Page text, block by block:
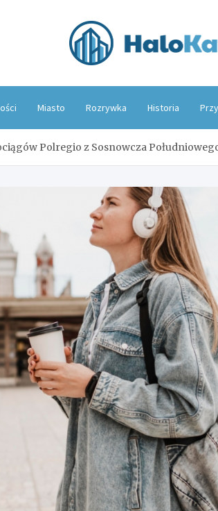
Miasto Rozrywka Historia
Polregio z Sosnowcza